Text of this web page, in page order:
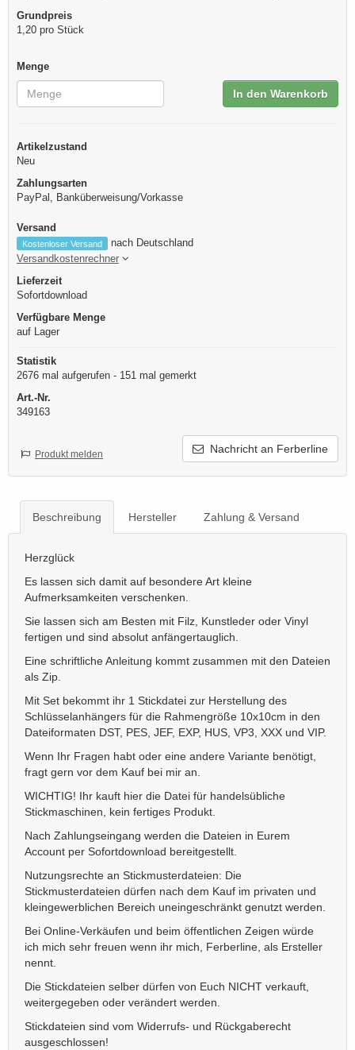
Grundpreis
1,20 pro Stück
Menge
In den Warenkorb
Artikelzustand
Neu
Zahlungsarten
PayPal, Banküberweisung/Vorkasse
Versand
Kostenloser Versand
nach Deutschland
Versandkostenrechner
Lieferzeit
Sofortdownload
Verfügbare Menge
auf Lager
Statistik
2676 mal aufgerufen - 151 mal gemerkt
Art.-Nr.
349163
Nachricht an Ferberline
Produkt melden
Beschreibung Hersteller Zahlung & Versand
Herzglück
Es lassen sich damit auf besondere Art kleine
Aufmerksamkeiten verschenken.
Sie lassen sich am Besten mit Filz, Kunstleder oder Vinyl
fertigen und sind absolut anfängertauglich.
Eine schriftliche Anleitung kommt zusammen mit den Dateien
als Zip.
Mit Set bekommt ihr 1 Stickdatei zur Herstellung des
Schlüsselanhängers für die Rahmengröße 10x10cm in den
Dateiformaten DST, PES, JEF, EXP, HUS, VP3, XXX und VIP.
Wenn Ihr Fragen habt oder eine andere Variante benötigt,
fragt gern vor dem Kauf bei mir an.
WICHTIG! Ihr kauft hier die Datei für handelsübliche
Stickmaschinen, kein fertiges Produkt.
Nach Zahlungseingang werden die Dateien in Eurem
Account per Sofortdownload bereitgestellt.
Nutzungsrechte an Stickmusterdateien: Die
Stickmusterdateien dürfen nach dem Kauf im privaten und
kleingewerblichen Bereich uneingeschränkt genutzt werden.
Bei Online-Verkäufen und beim öffentlichen Zeigen würde
ich mich sehr freuen wenn ihr mich, Ferberline, als Ersteller
nennt.
Die Stickdateien selber dürfen von Euch NICHT verkauft,
weitergegeben oder verändert werden.
Stickdateien sind vom Widerrufs- und Rückgaberecht
ausgeschlossen!